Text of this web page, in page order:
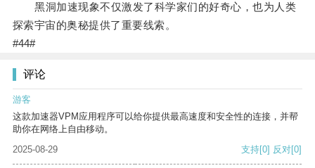
黑洞加速现象不仅激发了科学家们的好奇心，也为人类
探索宇宙的奥秘提供了重要线索。
#44#
评论
游客
这款加速器VPM应用程序可以给你提供最高速度和安全性的连接，并帮
助你在网络上自由移动。
2025-08-29
支持[0] 反对[0]